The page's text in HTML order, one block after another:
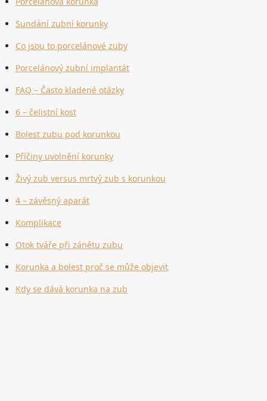
Sundání zubní korunky
Co jsou to porcelánové zuby
Porcelánový zubní implantát
FAQ – Často kladené otázky
6 – čelistní kost
Bolest zubu pod korunkou
Příčiny uvolnění korunky
Živý zub versus mrtvý zub s korunkou
4 – závěsný aparát
Komplikace
Otok tváře při zánětu zubu
Korunka a bolest proč se může objevit
Kdy se dává korunka na zub